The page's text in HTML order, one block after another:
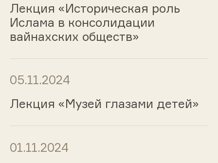
Лекция «Историческая роль
Ислама в консолидации
вайнахских обществ»
05.11.2024
Лекция «Музей глазами детей»
01.11.2024